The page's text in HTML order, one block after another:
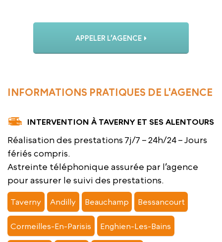
APPELER L’AGENCE
INFORMATIONS PRATIQUES DE L'AGENCE
INTERVENTION À TAVERNY ET SES ALENTOURS
Réalisation des prestations 7j/7 – 24h/24 – Jours
fériés compris.
Astreinte téléphonique assurée par l’agence
pour assurer le suivi des prestations.
Taverny Andilly Beauchamp Bessancourt
Cormeilles-En-Parisis Enghien-Les-Bains